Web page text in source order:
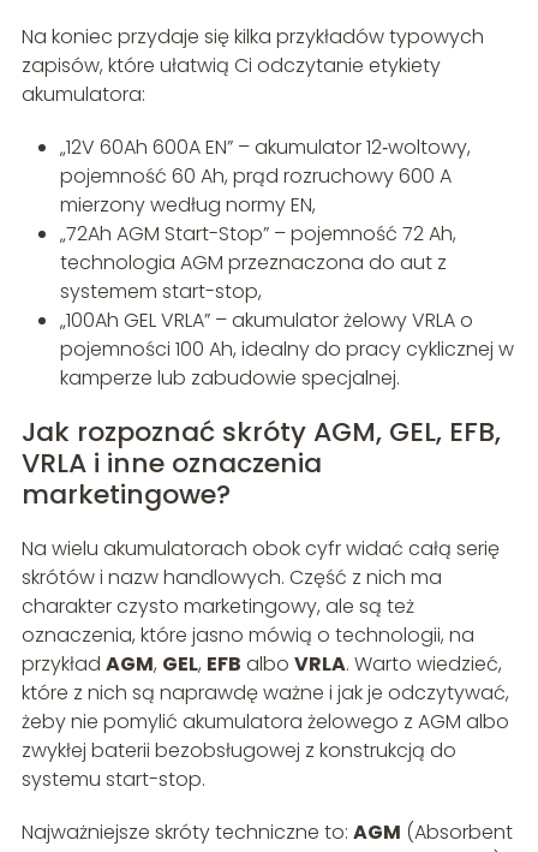
Na koniec przydaje się kilka przykładów typowych
zapisów, które ułatwią Ci odczytanie etykiety
akumulatora:
„12V 60Ah 600A EN” – akumulator 12‑woltowy,
pojemność 60 Ah, prąd rozruchowy 600 A
mierzony według normy EN,
„72Ah AGM Start-Stop” – pojemność 72 Ah,
technologia AGM przeznaczona do aut z
systemem start-stop,
„100Ah GEL VRLA” – akumulator żelowy VRLA o
pojemności 100 Ah, idealny do pracy cyklicznej w
kamperze lub zabudowie specjalnej.
Jak rozpoznać skróty AGM, GEL, EFB,
VRLA i inne oznaczenia
marketingowe?
Na wielu akumulatorach obok cyfr widać całą serię
skrótów i nazw handlowych. Część z nich ma
charakter czysto marketingowy, ale są też
oznaczenia, które jasno mówią o technologii, na
przykład AGM, GEL, EFB albo VRLA. Warto wiedzieć,
które z nich są naprawdę ważne i jak je odczytywać,
żeby nie pomylić akumulatora żelowego z AGM albo
zwykłej baterii bezobsługowej z konstrukcją do
systemu start-stop.
Najważniejsze skróty techniczne to: AGM (Absorbent